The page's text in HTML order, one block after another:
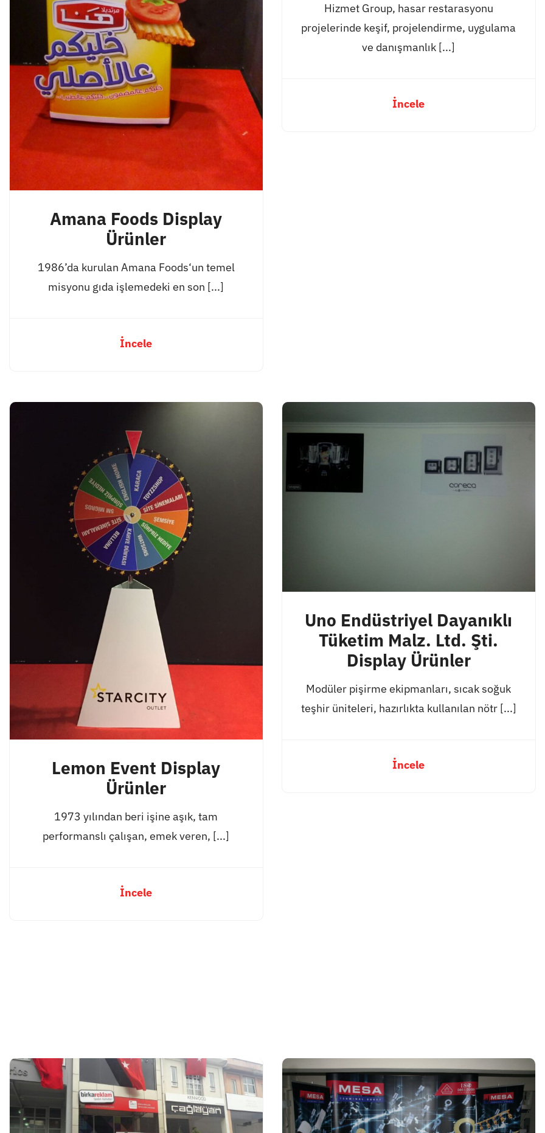
Amana Foods Display
Ürünler
1986’da kurulan Amana Foods‘un temel
misyonu gıda işlemedeki en son [...]
İncele
Hizmet Group, hasar restarasyonu
projelerinde keşif, projelendirme, uygulama
ve danışmanlık [...]
İncele
Lemon Event Display
Ürünler
1973 yılından beri işine aşık, tam
performanslı çalışan, emek veren, [...]
İncele
Uno Endüstriyel Dayanıklı
Tüketim Malz. Ltd. Şti.
Display Ürünler
Modüler pişirme ekipmanları, sıcak soğuk
teşhir üniteleri, hazırlıkta kullanılan nötr [...]
İncele